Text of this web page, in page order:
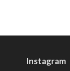
Instagram